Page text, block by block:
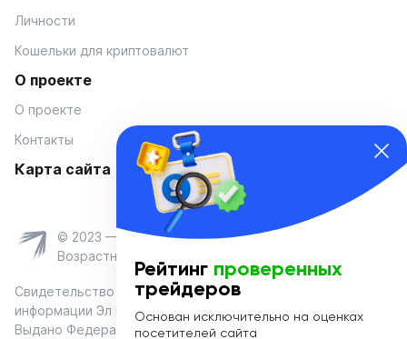
Личности
Кошельки для криптовалют
О проекте
О проекте
Контакты
Карта сайта
© 2023 — Coinmania
Возрастное ограничение 16+
Свидетельство о регистрации средства массовой
информации Эл № ФС 77-74908 от «25» января 2019 г.
Выдано Федеральной службой по надзору в сфере связи,
Рейтинг проверенных
трейдеров
Основан исключительно на оценках
посетителей сайта